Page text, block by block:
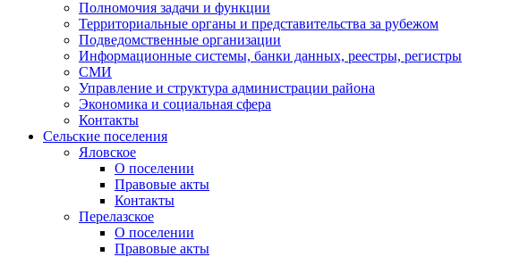
Полномочия задачи и функции
Территориальные органы и представительства за рубежом
Подведомственные организации
Информационные системы, банки данных, реестры, регистры
СМИ
Управление и структура администрации района
Экономика и социальная сфера
Контакты
Сельские поселения
Яловское
О поселении
Правовые акты
Контакты
Перелазское
О поселении
Правовые акты